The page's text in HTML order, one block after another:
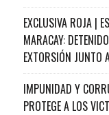
EXCLUSIVA ROJA |
MARACAY:
EXTORSIÓN JUNTO
IMPUNIDAD Y
PROTEGE A LOS